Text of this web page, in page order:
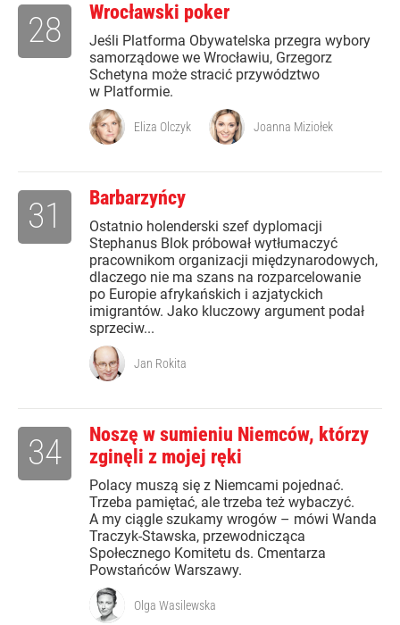
Wrocławski poker
Jeśli Platforma Obywatelska przegra wybory
samorządowe we Wrocławiu, Grzegorz
Schetyna może stracić przywództwo
w Platformie.
28
Eliza Olczyk Joanna Miziołek
Barbarzyńcy
Ostatnio holenderski szef dyplomacji
Stephanus Blok próbował wytłumaczyć
pracownikom organizacji międzynarodowych,
dlaczego nie ma szans na rozparcelowanie
po Europie afrykańskich i azjatyckich
imigrantów. Jako kluczowy argument podał
sprzeciw...
31
Jan Rokita
Noszę w sumieniu Niemców, którzy
zginęli z mojej ręki
Polacy muszą się z Niemcami pojednać.
Trzeba pamiętać, ale trzeba też wybaczyć.
A my ciągle szukamy wrogów – mówi Wanda
Traczyk-Stawska, przewodnicząca
Społecznego Komitetu ds. Cmentarza
Powstańców Warszawy.
34
Olga Wasilewska